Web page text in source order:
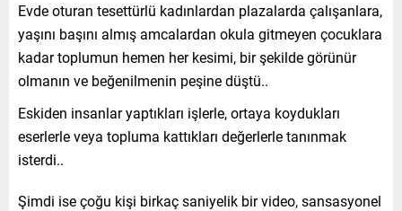
Evde oturan tesettürlü kadınlardan plazalarda çalışanlara,
yaşını başını almış amcalardan okula gitmeyen çocuklara
kadar toplumun hemen her kesimi, bir şekilde görünür
olmanın ve beğenilmenin peşine düştü..
Eskiden insanlar yaptıkları işlerle, ortaya koydukları
eserlerle veya topluma kattıkları değerlerle tanınmak
isterdi..
Şimdi ise çoğu kişi birkaç saniyelik bir video, sansasyonel